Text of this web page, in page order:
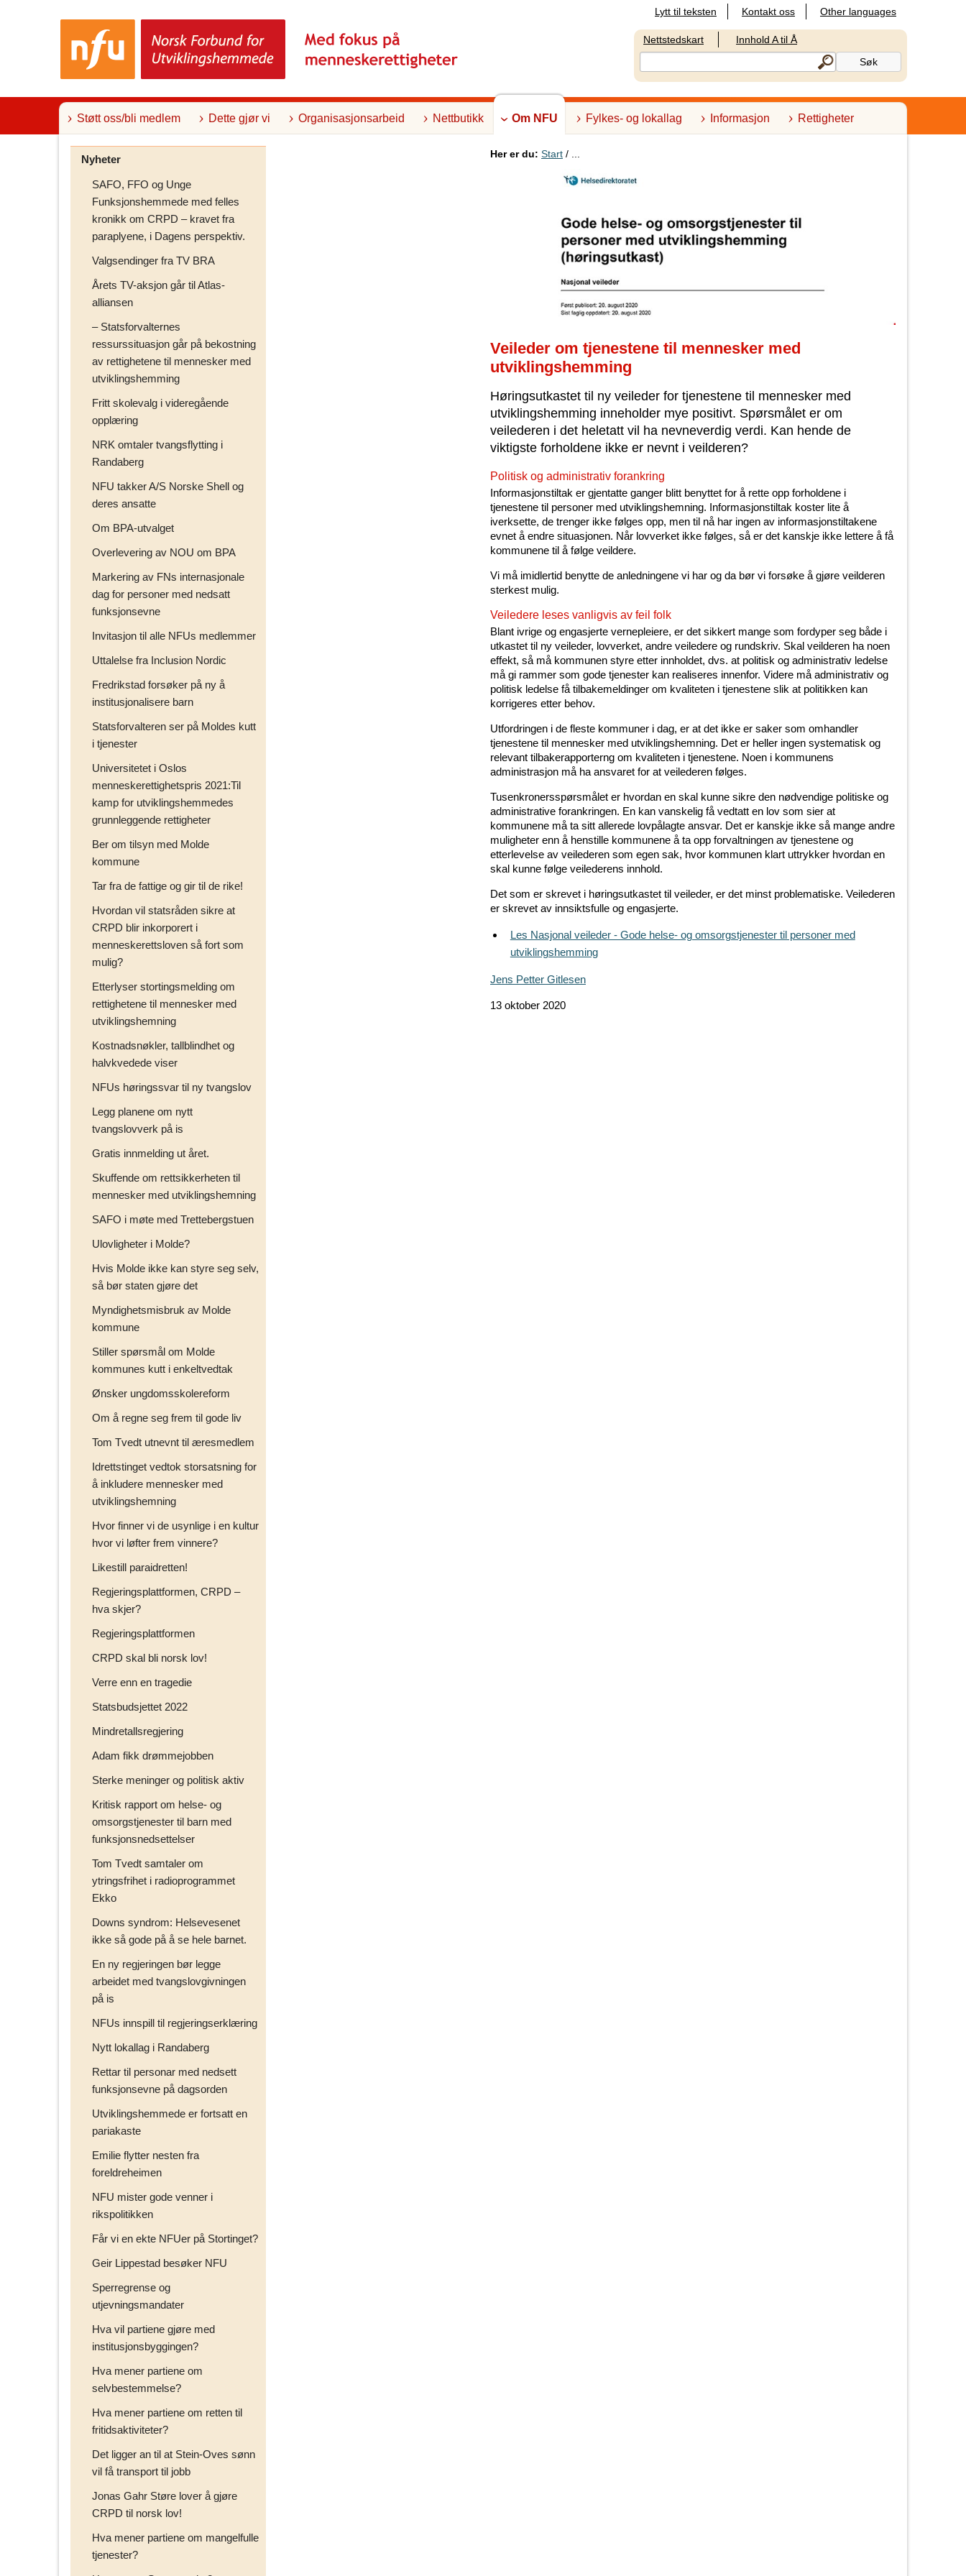
o
Lytt til teksten Kontakt oss Other languages
Nettstedskart Innhold A til Å
Støtt oss/bli medlem Dette gjør vi Organisasjonsarbeid Nettbutikk Om NFU Fylkes- og lokallag Informasjon Rettigheter
Nyheter
SAFO, FFO og Unge
Funksjonshemmede med felles
kronikk om CRPD – kravet fra
paraplyene, i Dagens perspektiv.
Valgsendinger fra TV BRA
Årets TV-aksjon går til Atlas-
alliansen
– Statsforvalternes
ressurssituasjon går på bekostning
av rettighetene til mennesker med
utviklingshemming
Fritt skolevalg i videregående
opplæring
NRK omtaler tvangsflytting i
Randaberg
NFU takker A/S Norske Shell og
deres ansatte
Om BPA-utvalget
Overlevering av NOU om BPA
Markering av FNs internasjonale
dag for personer med nedsatt
funksjonsevne
Invitasjon til alle NFUs medlemmer
Uttalelse fra Inclusion Nordic
Fredrikstad forsøker på ny å
institusjonalisere barn
Statsforvalteren ser på Moldes kutt
i tjenester
Universitetet i Oslos
menneskerettighetspris 2021:Til
kamp for utviklingshemmedes
grunnleggende rettigheter
Ber om tilsyn med Molde
kommune
Tar fra de fattige og gir til de rike!
Hvordan vil statsråden sikre at
CRPD blir inkorporert i
menneskerettsloven så fort som
mulig?
Etterlyser stortingsmelding om
rettighetene til mennesker med
utviklingshemning
Kostnadsnøkler, tallblindhet og
halvkvedede viser
NFUs høringssvar til ny tvangslov
Legg planene om nytt
tvangslovverk på is
Gratis innmelding ut året.
Skuffende om rettsikkerheten til
mennesker med utviklingshemning
SAFO i møte med Trettebergstuen
Ulovligheter i Molde?
Hvis Molde ikke kan styre seg selv,
så bør staten gjøre det
Myndighetsmisbruk av Molde
kommune
Stiller spørsmål om Molde
kommunes kutt i enkeltvedtak
Ønsker ungdomsskolereform
Om å regne seg frem til gode liv
Tom Tvedt utnevnt til æresmedlem
Idrettstinget vedtok storsatsning for
å inkludere mennesker med
utviklingshemning
Hvor finner vi de usynlige i en kultur
hvor vi løfter frem vinnere?
Likestill paraidretten!
Regjeringsplattformen, CRPD –
hva skjer?
Regjeringsplattformen
CRPD skal bli norsk lov!
Verre enn en tragedie
Statsbudsjettet 2022
Mindretallsregjering
Adam fikk drømmejobben
Sterke meninger og politisk aktiv
Kritisk rapport om helse- og
omsorgstjenester til barn med
funksjonsnedsettelser
Tom Tvedt samtaler om
ytringsfrihet i radioprogrammet
Ekko
Downs syndrom: Helsevesenet
ikke så gode på å se hele barnet.
En ny regjeringen bør legge
arbeidet med tvangslovgivningen
på is
NFUs innspill til regjeringserklæring
Nytt lokallag i Randaberg
Rettar til personar med nedsett
funksjonsevne på dagsorden
Utviklingshemmede er fortsatt en
pariakaste
Emilie flytter nesten fra
foreldreheimen
NFU mister gode venner i
rikspolitikken
Får vi en ekte NFUer på Stortinget?
Geir Lippestad besøker NFU
Sperregrense og
utjevningsmandater
Hva vil partiene gjøre med
institusjonsbyggingen?
Hva mener partiene om
selvbestemmelse?
Hva mener partiene om retten til
fritidsaktiviteter?
Det ligger an til at Stein-Oves sønn
vil få transport til jobb
Jonas Gahr Støre lover å gjøre
CRPD til norsk lov!
Hva mener partiene om mangelfulle
tjenester?
Her er du: Start / ...
Veileder om tjenestene til mennesker med
utviklingshemming
Høringsutkastet til ny veileder for tjenestene til mennesker med
utviklingshemming inneholder mye positivt. Spørsmålet er om
veilederen i det heletatt vil ha nevneverdig verdi. Kan hende de
viktigste forholdene ikke er nevnt i veilderen?
Politisk og administrativ forankring
Informasjonstiltak er gjentatte ganger blitt benyttet for å rette opp forholdene i
tjenestene til personer med utviklingshemning. Informasjonstiltak koster lite å
iverksette, de trenger ikke følges opp, men til nå har ingen av informasjonstiltakene
evnet å endre situasjonen. Når lovverket ikke følges, så er det kanskje ikke lettere å få
kommunene til å følge veildere.
Vi må imidlertid benytte de anledningene vi har og da bør vi forsøke å gjøre veilderen
sterkest mulig.
Veiledere leses vanligvis av feil folk
Blant ivrige og engasjerte vernepleiere, er det sikkert mange som fordyper seg både i
utkastet til ny veileder, lovverket, andre veiledere og rundskriv. Skal veilderen ha noen
effekt, så må kommunen styre etter innholdet, dvs. at politisk og administrativ ledelse
må gi rammer som gode tjenester kan realiseres innenfor. Videre må administrativ og
politisk ledelse få tilbakemeldinger om kvaliteten i tjenestene slik at politikken kan
korrigeres etter behov.
Utfordringen i de fleste kommuner i dag, er at det ikke er saker som omhandler
tjenestene til mennesker med utviklingshemning. Det er heller ingen systematisk og
relevant tilbakerapporterng om kvaliteten i tjenestene. Noen i kommunens
administrasjon må ha ansvaret for at veilederen følges.
Tusenkronersspørsmålet er hvordan en skal kunne sikre den nødvendige politiske og
administrative forankringen. En kan vanskelig få vedtatt en lov som sier at
kommunene må ta sitt allerede lovpålagte ansvar. Det er kanskje ikke så mange andre
muligheter enn å henstille kommunene å ta opp forvaltningen av tjenestene og
etterlevelse av veilederen som egen sak, hvor kommunen klart uttrykker hvordan en
skal kunne følge veilederens innhold.
Det som er skrevet i høringsutkastet til veileder, er det minst problematiske. Veilederen
er skrevet av innsiktsfulle og engasjerte.
Les Nasjonal veileder - Gode helse- og omsorgstjenester til personer med
utviklingshemming
Jens Petter Gitlesen
13 oktober 2020